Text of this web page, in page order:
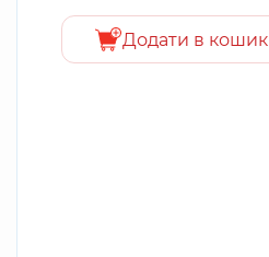
Додати в кошик